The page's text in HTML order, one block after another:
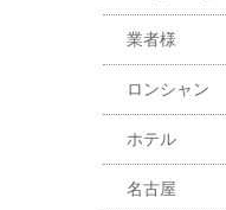
業者様
ロンシャン
ホテル
名古屋